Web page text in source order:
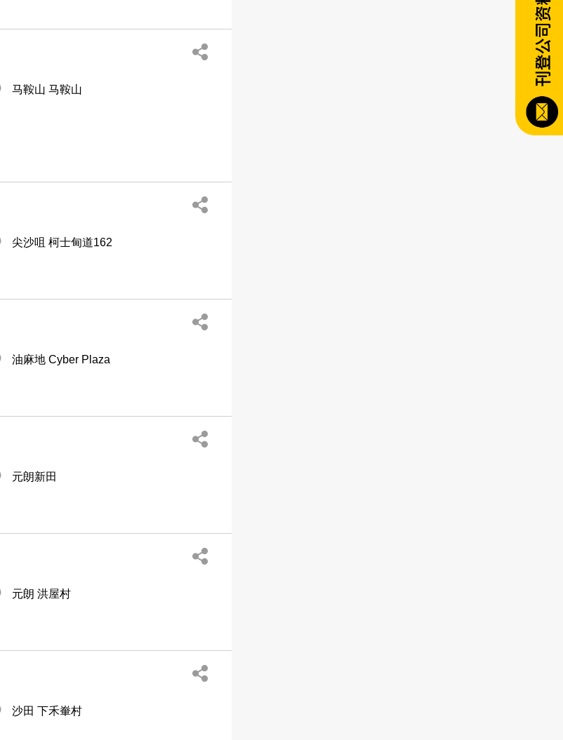
马鞍山 马鞍山
尖沙咀 柯士甸道162
油麻地 Cyber Plaza
元朗新田
元朗 洪屋村
沙田 下禾輋村